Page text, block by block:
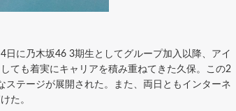
に乃木坂46 3期生としてグループ加入以降、アイ
ても着実にキャリアを積み重ねてきた久保。この2
テージが展開された。また、両日ともインターネ
た。